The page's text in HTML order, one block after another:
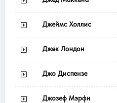
Джеймс Холлис
Джек Лондон
Джо Диспензе
Джозеф Мэрфи